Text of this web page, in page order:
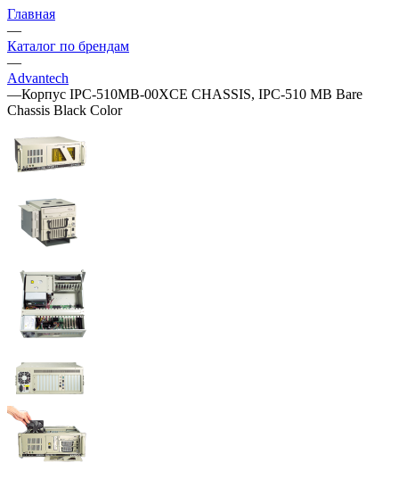
Главная
—
Каталог по брендам
—
Advantech
—Корпус IPC-510MB-00XCE CHASSIS, IPC-510 MB Bare
Chassis Black Color